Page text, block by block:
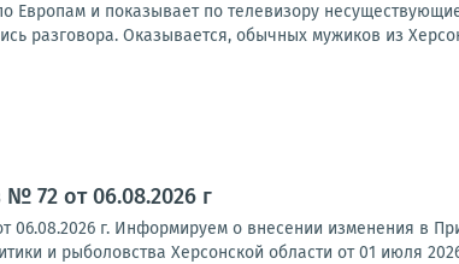
Европам и показывает по телевизору
разговора. Оказывается, обычных мужиков из
72 от 06.08.2026 г
06.08.2026 г. Информируем о внесении изменения в
и рыболовства Херсонской области от 01 июля